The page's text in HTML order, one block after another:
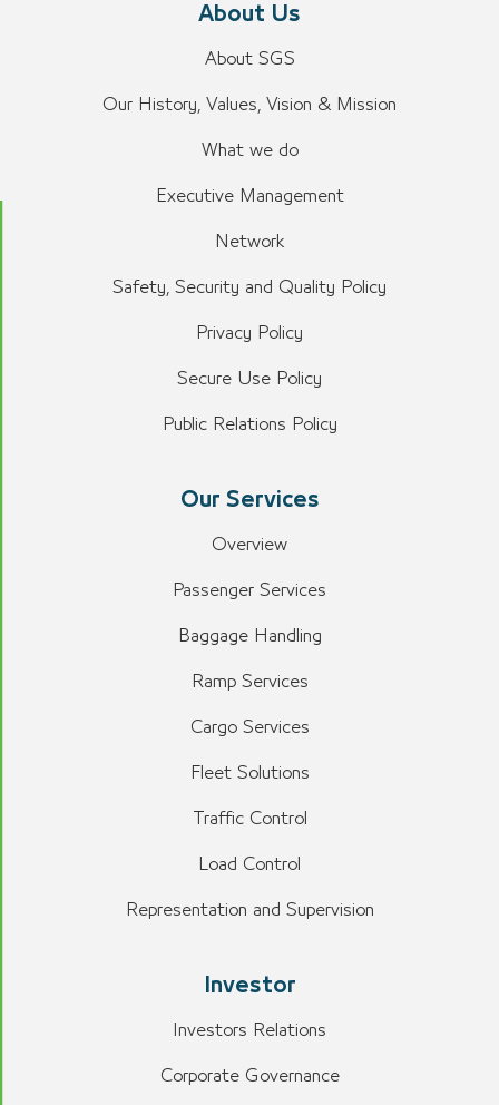
About Us
About SGS
Our History, Values, Vision & Mission
What we do
Executive Management
Network
Safety, Security and Quality Policy
Privacy Policy
Secure Use Policy
Public Relations Policy
Our Services
Overview
Passenger Services
Baggage Handling
Ramp Services
Cargo Services
Fleet Solutions
Traffic Control
Load Control
Representation and Supervision
Investor
Investors Relations
Corporate Governance